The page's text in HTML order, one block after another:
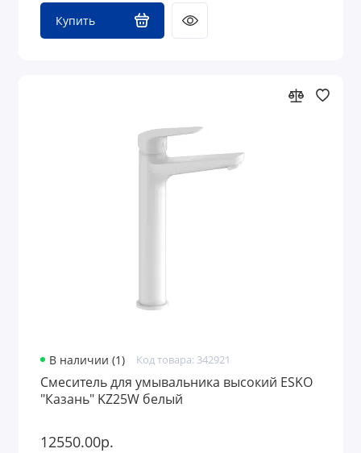
Купить
В наличии (1) Код товара: 342921
Смеситель для умывальника высокий ESKO
"Казань" KZ25W белый
12550.00р.